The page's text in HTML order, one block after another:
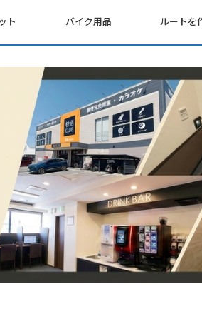
ト バイク用品 ルートを